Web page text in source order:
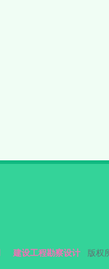
建设工程勘察设计 版权